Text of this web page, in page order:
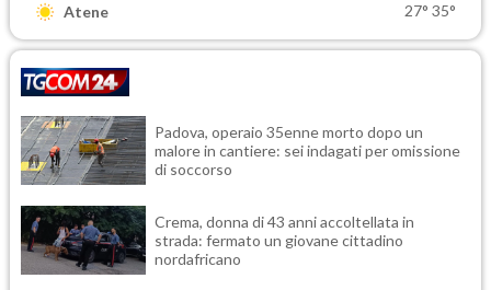
Atene 27° 35°
Padova, operaio 35enne morto dopo un
malore in cantiere: sei indagati per omissione
di soccorso
Crema, donna di 43 anni accoltellata in
strada: fermato un giovane cittadino
nordafricano